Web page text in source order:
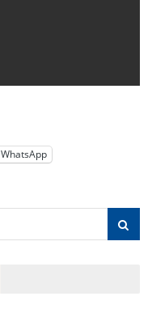
WhatsApp